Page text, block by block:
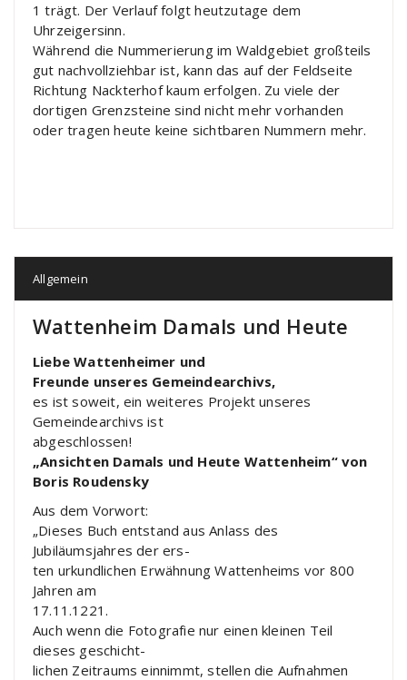
1 trägt. Der Verlauf folgt heutzutage dem
Uhrzeigersinn.
Während die Nummerierung im Waldgebiet großteils
gut nachvollziehbar ist, kann das auf der Feldseite
Richtung Nackterhof kaum erfolgen. Zu viele der
dortigen Grenzsteine sind nicht mehr vorhanden
oder tragen heute keine sichtbaren Nummern mehr.
Allgemein
Wattenheim Damals und Heute
Liebe Wattenheimer und
Freunde unseres Gemeindearchivs,
es ist soweit, ein weiteres Projekt unseres
Gemeindearchivs ist
abgeschlossen!
„Ansichten Damals und Heute Wattenheim“ von
Boris Roudensky
Aus dem Vorwort:
„Dieses Buch entstand aus Anlass des
Jubiläumsjahres der ers-
ten urkundlichen Erwähnung Wattenheims vor 800
Jahren am
17.11.1221.
Auch wenn die Fotografie nur einen kleinen Teil
dieses geschicht-
lichen Zeitraums einnimmt, stellen die Aufnahmen